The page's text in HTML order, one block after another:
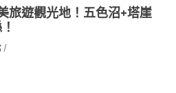
旅遊觀光地！五色沼+塔崖
/